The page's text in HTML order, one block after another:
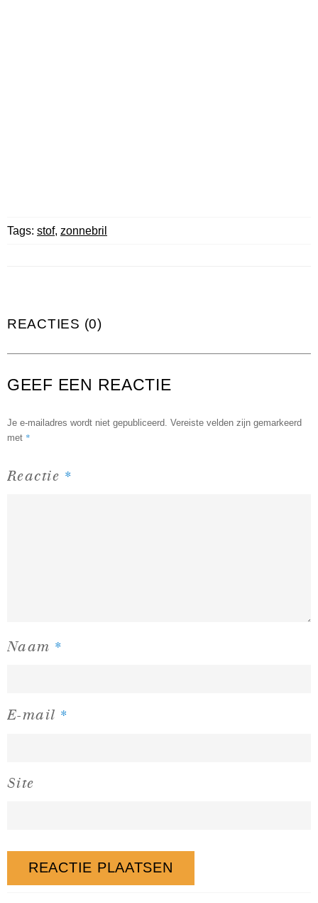
Tags: stof, zonnebril
REACTIES (0)
GEEF EEN REACTIE
Je e-mailadres wordt niet gepubliceerd. Vereiste velden zijn gemarkeerd
met *
Reactie *
Naam *
E-mail *
Site